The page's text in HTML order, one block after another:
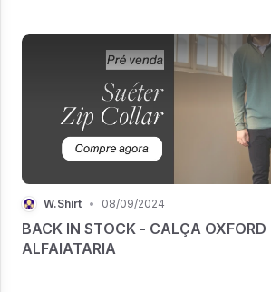
W.Shirt • 08/09/2024
BACK IN STOCK - CALÇA OXFORD
ALFAIATARIA